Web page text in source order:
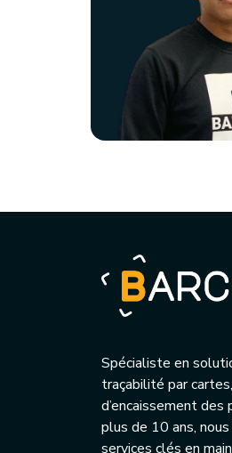
Spécialiste en
traçabilité par
d’encaissement
plus de 10 ans,
services clés en